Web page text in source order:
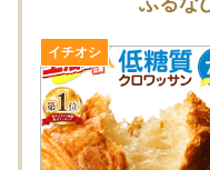
※休業期間中のお問い合
（月）より順次対応さ
※万が一お届けした返
撮りいただいておきま